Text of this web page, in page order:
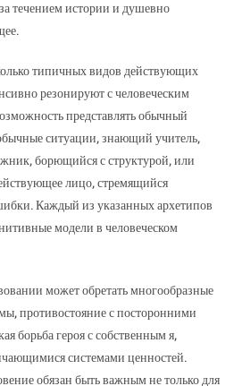
течением истории и душевно
типичных видов действующих
резонируют с человеческим
представлять обычный
ситуации, знающий учитель,
борющийся с структурой, или
лицо, стремящийся
Каждый из указанных архетипов
модели в человеческом
может обретать многообразные
противостояние с посторонними
борьба героя с собственным я,
системами ценностей.
обязан быть важным не только для